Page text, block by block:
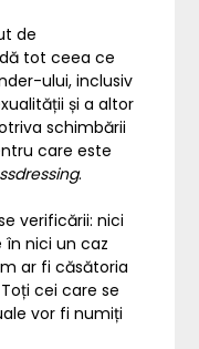
de
tot ceea ce
ului, inclusiv
și a altor
schimbării
care este
.
verificării: nici
nici un caz
ar fi căsătoria
cei care se
vor fi numiți